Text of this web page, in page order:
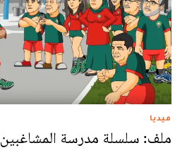
ميديا
ملف: سلسلة مدرسة المشاغبين